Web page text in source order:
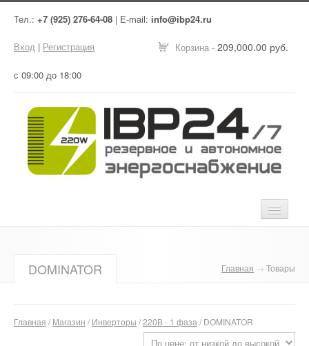
Тел.: +7 (925) 276-64-08 | E-mail: info@ibp24.ru
Корзина - 209,000.00 руб.
Вход | Регистрация
с 09:00 до 18:00
Оборудование
DOMINATOR Главная → Товары
Главная /Магазин /Инверторы /220В - 1 фаза / DOMINATOR